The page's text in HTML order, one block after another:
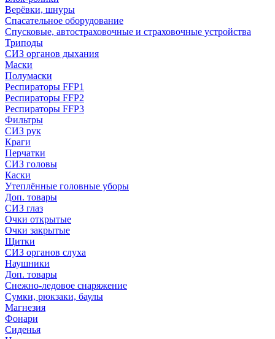
Верёвки, шнуры
Спасательное оборудование
Спусковые, автостраховочные и страховочные устройства
Триподы
СИЗ органов дыхания
Маски
Полумаски
Респираторы FFP1
Респираторы FFP2
Респираторы FFP3
Фильтры
СИЗ рук
Краги
Перчатки
СИЗ головы
Каски
Утеплённые головные уборы
Доп. товары
СИЗ глаз
Очки открытые
Очки закрытые
Щитки
СИЗ органов слуха
Наушники
Доп. товары
Снежно-ледовое снаряжение
Сумки, рюкзаки, баулы
Магнезия
Фонари
Сиденья